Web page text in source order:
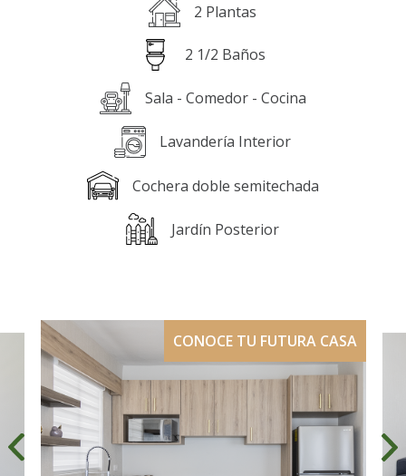
2 Plantas
2 1/2 Baños
Sala - Comedor - Cocina
Lavandería Interior
Cochera doble semitechada
Jardín Posterior